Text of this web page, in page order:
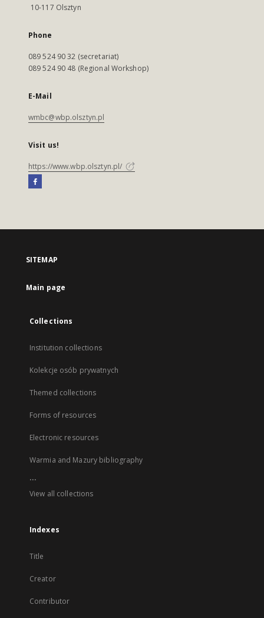
10-117 Olsztyn
Phone
089 524 90 32 (secretariat)
089 524 90 48 (Regional Workshop)
E-Mail
wmbc@wbp.olsztyn.pl
Visit us!
https://www.wbp.olsztyn.pl/
SITEMAP
Main page
Collections
Institution collections
Kolekcje osób prywatnych
Themed collections
Forms of resources
Electronic resources
Warmia and Mazury bibliography
...
View all collections
Indexes
Title
Creator
Contributor